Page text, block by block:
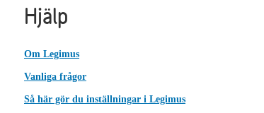
Hjälp
Om Legimus
Vanliga frågor
Så här gör du inställningar i Legimus